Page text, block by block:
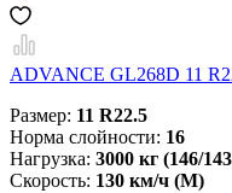
ADVANCE GL268D 11
Размер: 11 R22.5
Норма слойности: 16
Нагрузка: 3000 кг (146/
Скорость: 130 км/ч (M)